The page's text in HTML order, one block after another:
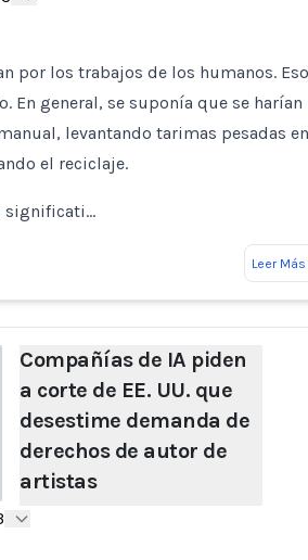
por los trabajos de los humanos. Eso
En general, se suponía que se harían
levantando tarimas pesadas
el reciclaje.
significati…
Leer Más
Compañías de IA piden
a corte de EE. UU. que
desestime demanda de
derechos de autor de
artistas